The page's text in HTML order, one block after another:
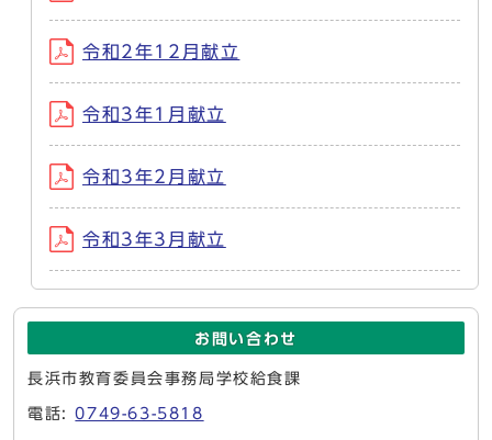
令和2年12月献立
令和3年1月献立
令和3年2月献立
令和3年3月献立
お問い合わせ
長浜市教育委員会事務局学校給食課
電話:0749-63-5818